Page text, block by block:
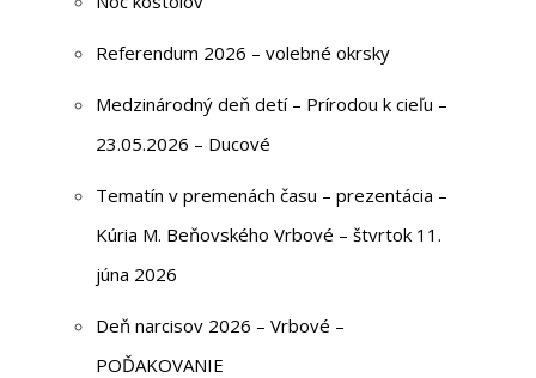
Referendum 2026 – volebné okrsky
Medzinárodný deň detí – Prírodou k cieľu –
23.05.2026 – Ducové
Tematín v premenách času – prezentácia –
Kúria M. Beňovského Vrbové – štvrtok 11.
júna 2026
Deň narcisov 2026 – Vrbové –
POĎAKOVANIE